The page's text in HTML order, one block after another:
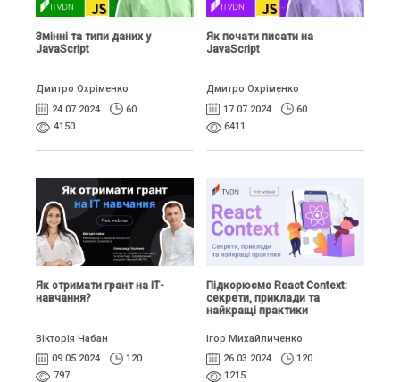
Змінні та типи даних у
JavaScript
Дмитро Охріменко
24.07.2024
60
4150
Як почати писати на
JavaScript
Дмитро Охріменко
17.07.2024
60
6411
Як отримати грант на ІТ-
навчання?
Вікторія Чабан
09.05.2024
120
797
Підкорюємо React Context:
секрети, приклади та
найкращі практики
Ігор Михайличенко
26.03.2024
120
1215